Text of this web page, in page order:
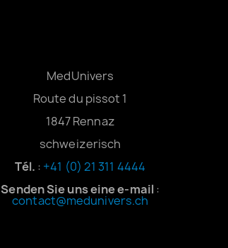
MedUnivers
Route du pissot 1
1847 Rennaz
schweizerisch
Tél. : +41 (0) 21 311 4444
Senden Sie uns einee-mail:
contact@medunivers.ch